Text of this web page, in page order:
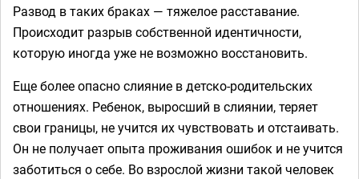
Развод в таких браках — тяжелое расставание.
Происходит разрыв собственной идентичности,
которую иногда уже не возможно восстановить.
Еще более опасно слияние в детско-родительских
отношениях. Ребенок, выросший в слиянии, теряет
свои границы, не учится их чувствовать и отстаивать.
Он не получает опыта проживания ошибок и не учится
заботиться о себе. Во взрослой жизни такой человек